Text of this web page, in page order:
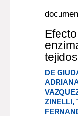
DE
ADRIANA
ZINELLI,